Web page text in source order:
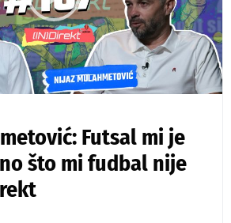
Futsal mi je
što mi fudbal nije